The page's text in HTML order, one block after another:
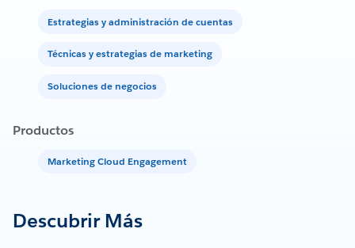
Estrategias y administración de cuentas
Técnicas y estrategias de marketing
Soluciones de negocios
Productos
Marketing Cloud Engagement
Descubrir Más